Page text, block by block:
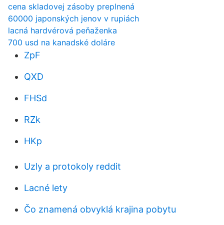
cena skladovej zásoby preplnená
60000 japonských jenov v rupiách
lacná hardvérová peňaženka
700 usd na kanadské doláre
ZpF
QXD
FHSd
RZk
HKp
Uzly a protokoly reddit
Lacné lety
Čo znamená obvyklá krajina pobytu